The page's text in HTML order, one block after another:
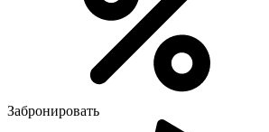
Забронировать